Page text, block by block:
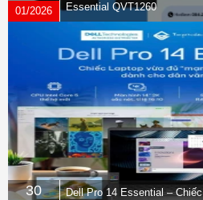
01/2026
Essential QVT1260
30
Dell Pro 14 Essential – Chiếc